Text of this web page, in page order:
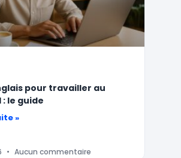
pour travailler au
le guide
»
Aucun commentaire